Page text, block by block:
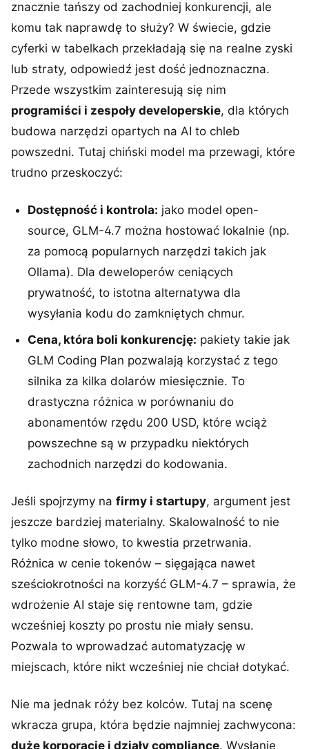
znacznie tańszy od zachodniej konkurencji, ale
komu tak naprawdę to służy? W świecie, gdzie
cyferki w tabelkach przekładają się na realne zyski
lub straty, odpowiedź jest dość jednoznaczna.
Przede wszystkim zainteresują się nim
programiści i zespoły developerskie, dla których
budowa narzędzi opartych na AI to chleb
powszedni. Tutaj chiński model ma przewagi, które
trudno przeskoczyć:
Dostępność i kontrola: jako model open-
source, GLM-4.7 można hostować lokalnie (np.
za pomocą popularnych narzędzi takich jak
Ollama). Dla deweloperów ceniących
prywatność, to istotna alternatywa dla
wysyłania kodu do zamkniętych chmur.
Cena, która boli konkurencję: pakiety takie jak
GLM Coding Plan pozwalają korzystać z tego
silnika za kilka dolarów miesięcznie. To
drastyczna różnica w porównaniu do
abonamentów rzędu 200 USD, które wciąż
powszechne są w przypadku niektórych
zachodnich narzędzi do kodowania.
Jeśli spojrzymy na firmy i startupy, argument jest
jeszcze bardziej materialny. Skalowalność to nie
tylko modne słowo, to kwestia przetrwania.
Różnica w cenie tokenów – sięgająca nawet
sześciokrotności na korzyść GLM-4.7 – sprawia, że
wdrożenie AI staje się rentowne tam, gdzie
wcześniej koszty po prostu nie miały sensu.
Pozwala to wprowadzać automatyzację w
miejscach, które nikt wcześniej nie chciał dotykać.
Nie ma jednak róży bez kolców. Tutaj na scenę
wkracza grupa, która będzie najmniej zachwycona:
duże korporacje i działy compliance. Wysłanie